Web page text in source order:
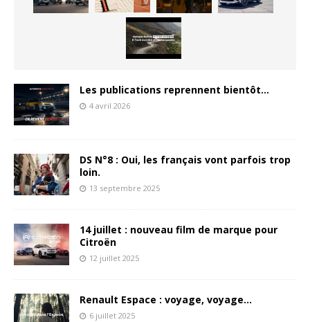
Les publications reprennent bientôt…
4 avril 2026
DS N°8 : Oui, les français vont parfois trop
loin.
13 septembre 2025
14 juillet : nouveau film de marque pour
Citroën
12 juillet 2025
Renault Espace : voyage, voyage…
6 juillet 2025